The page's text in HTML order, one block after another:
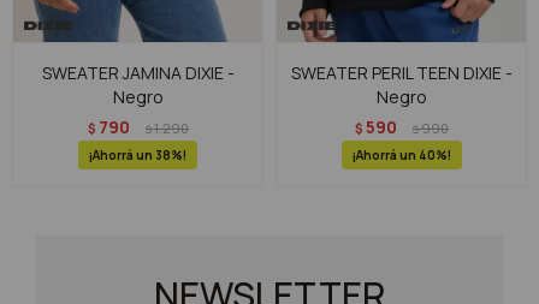
SWEATER JAMINA DIXIE -
Negro
$ 790 $1.290
38
SWEATER PERIL TEEN DIXIE -
Negro
$ 590 $990
40